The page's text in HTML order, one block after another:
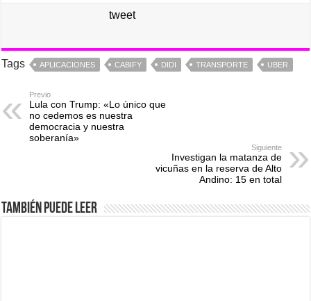
tweet
Tags APLICACIONES CABIFY DIDI TRANSPORTE UBER
Previo
Lula con Trump: «Lo único que
no cedemos es nuestra
democracia y nuestra
soberanía»
Siguiente
Investigan la matanza de
vicuñas en la reserva de Alto
Andino: 15 en total
También puede leer